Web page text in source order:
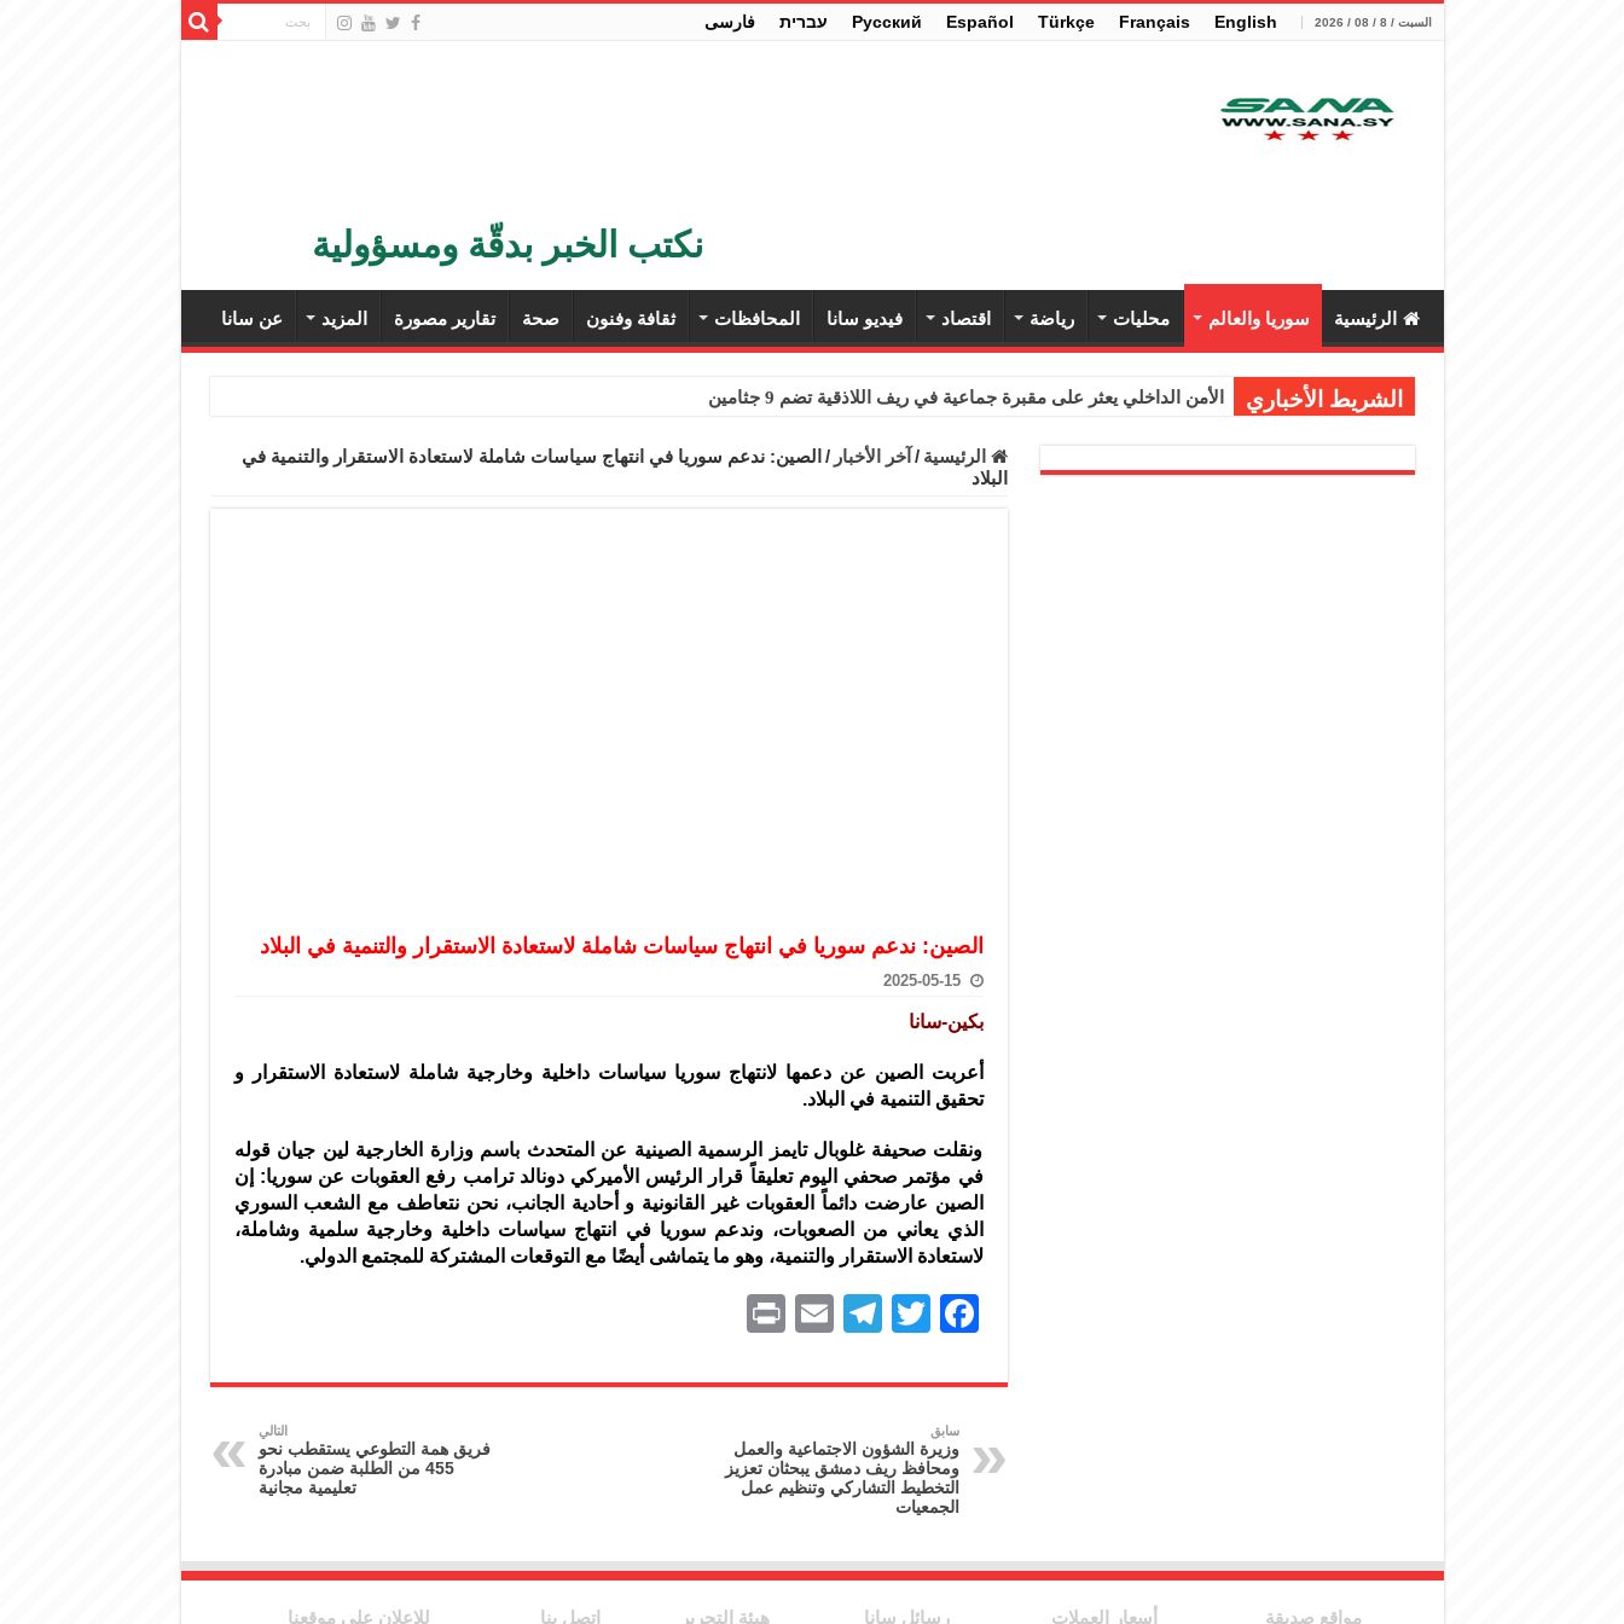
السبت / 8 / 08 / 2026 English
Français
Türkçe
Español
Pусский עברית فارسی
نكتب الخبر بدقّة ومسؤولية
الرئيسية سوريا والعالم محليات رياضة اقتصاد فيديو سانا المحافظات ثقافة وفنون صحة تقارير مصورة المزيد عن سانا
الشريط الأخباري الأمن الداخلي يعثر على مقبرة جماعية في ريف اللاذقية تضم 9 جثامين
برنية: مرسوم بإعفاء مستهلكي الكهرباء المنزلية والتجارية والصناعية من الرسوم
الرئيسية / آخر الأخبار / الصين: ندعم سوريا في انتهاج سياسات شاملة لاستعادة الاستقرار والتنمية في
البلاد
الصين: ندعم سوريا في انتهاج سياسات شاملة لاستعادة الاستقرار والتنمية في البلاد
2025-05-15
بكين-سانا
أعربت الصين عن دعمها لانتهاج سوريا سياسات داخلية وخارجية شاملة لاستعادة الاستقرار و
تحقيق التنمية في البلاد.
ونقلت صحيفة غلوبال تايمز الرسمية الصينية عن المتحدث باسم وزارة الخارجية لين جيان قوله
في مؤتمر صحفي اليوم تعليقاً قرار الرئيس الأميركي دونالد ترامب رفع العقوبات عن سوريا: إن
الصين عارضت دائماً العقوبات غير القانونية و أحادية الجانب، نحن نتعاطف مع الشعب السوري
الذي يعاني من الصعوبات، وندعم سوريا في انتهاج سياسات داخلية وخارجية سلمية وشاملة،
لاستعادة الاستقرار والتنمية، وهو ما يتماشى أيضًا مع التوقعات المشتركة للمجتمع الدولي.
F
c
e
b
o
k
T
itt
er
T
e
gr
a
m
E
ai
nt
سابق
وزيرة الشؤون الاجتماعية والعمل
ومحافظ ريف دمشق يبحثان تعزيز
التخطيط التشاركي وتنظيم عمل
الجمعيات
التالي
فريق همة التطوعي يستقطب نحو
455 من الطلبة ضمن مبادرة
تعليمية مجانية
مواقع صديقة أسعار العملات رسائل سانا هيئة التحرير اتصل بنا للإعلان على موقعنا